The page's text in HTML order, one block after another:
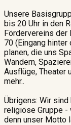
Unsere
bis 20 Uhr in den
Fördervereins der
70 (Eingang hinter
planen, die uns
Wandern,
Ausflüge, Theater
mehr..
Übrigens: Wir
religiöse Gruppe -
denn unser Motto